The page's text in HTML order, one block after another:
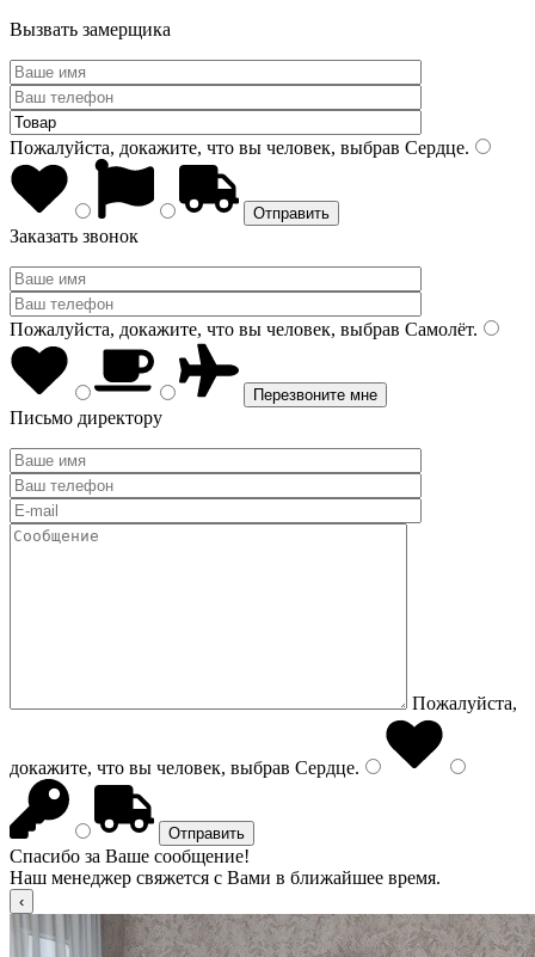
Вызвать замерщика
Пожалуйста, докажите, что вы человек, выбрав Сердце.
Заказать звонок
Пожалуйста, докажите, что вы человек, выбрав Самолёт.
Письмо директору
Пожалуйста,
докажите, что вы человек, выбрав Сердце.
Спасибо за Ваше сообщение!
Наш менеджер свяжется с Вами в ближайшее время.